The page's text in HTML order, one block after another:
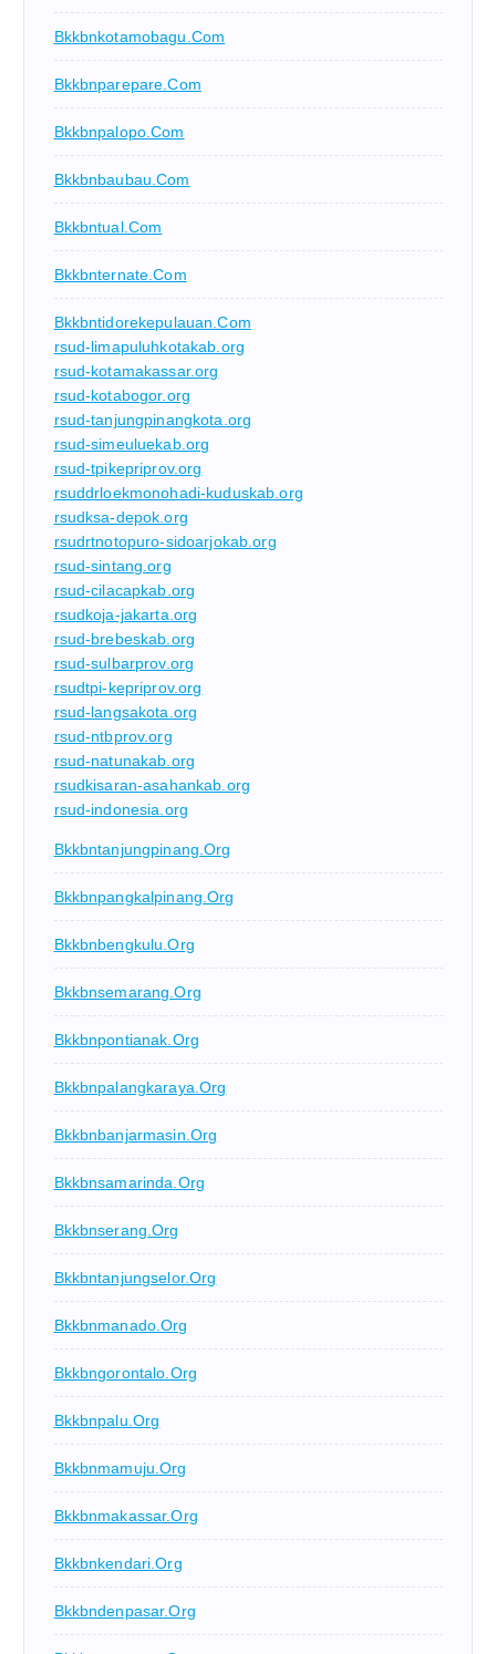
Bkkbnkotamobagu.com
Bkkbnparepare.com
Bkkbnpalopo.com
Bkkbnbaubau.com
Bkkbntual.com
Bkkbnternate.com
Bkkbntidorekepulauan.com
rsud-limapuluhkotakab.org
rsud-kotamakassar.org
rsud-kotabogor.org
rsud-tanjungpinangkota.org
rsud-simeuluekab.org
rsud-tpikepriprov.org
rsuddrloekmonohadi-kuduskab.org
rsudksa-depok.org
rsudrtnotopuro-sidoarjokab.org
rsud-sintang.org
rsud-cilacapkab.org
rsudkoja-jakarta.org
rsud-brebeskab.org
rsud-sulbarprov.org
rsudtpi-kepriprov.org
rsud-langsakota.org
rsud-ntbprov.org
rsud-natunakab.org
rsudkisaran-asahankab.org
rsud-indonesia.org
Bkkbntanjungpinang.org
Bkkbnpangkalpinang.org
Bkkbnbengkulu.org
Bkkbnsemarang.org
Bkkbnpontianak.org
Bkkbnpalangkaraya.org
Bkkbnbanjarmasin.org
Bkkbnsamarinda.org
Bkkbnserang.org
Bkkbntanjungselor.org
Bkkbnmanado.org
Bkkbngorontalo.org
Bkkbnpalu.org
Bkkbnmamuju.org
Bkkbnmakassar.org
Bkkbnkendari.org
Bkkbndenpasar.org